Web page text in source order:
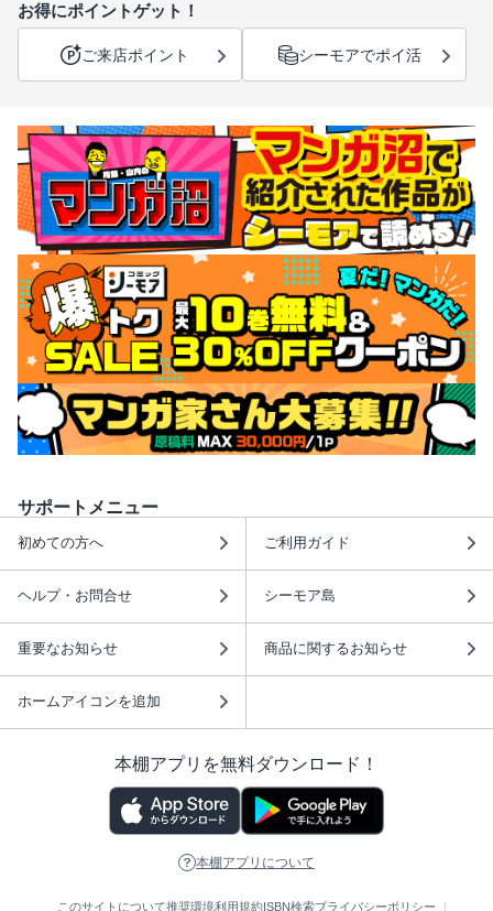
お得にポイントゲット！
ご来店ポイント シーモアでポイ活
サポートメニュー
初めての方へ ご利用ガイド
ヘルプ・お問合せ シーモア島
重要なお知らせ 商品に関するお知らせ
ホームアイコンを追加
本棚アプリを無料ダウンロード！
本棚アプリについて
このサイトについて推奨環境利用規約 ISBN検索プライバシーポリシー